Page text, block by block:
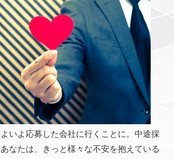
いよ応募した会社に行くことに。中途採
なたは、きっと様々な不安を抱えている